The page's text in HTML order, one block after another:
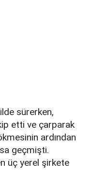
sürerken,
etti ve çarparak
ardından
geçmişti.
üç yerel şirkete